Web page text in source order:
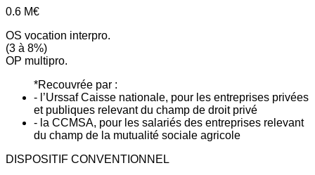
0.6 M€
OS vocation interpro.
(3 à 8%)
OP multipro.
*Recouvrée par :
- l’Urssaf Caisse nationale, pour les entreprises privées
et publiques relevant du champ de droit privé
- la CCMSA, pour les salariés des entreprises relevant
du champ de la mutualité sociale agricole
DISPOSITIF CONVENTIONNEL